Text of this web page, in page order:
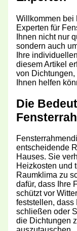
Willkommen bei
Experten für
Ihnen nicht nur
sondern auch
Ihre
diesem Artikel
von
Ihnen helfen
Die
entscheidende
Hauses. Sie
Heizkosten und
Raumklima zu
dafür, dass Ihre
schützt vor
feststellen, dass
schließen oder
die Dichtungen